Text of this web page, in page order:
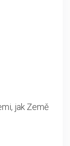
jak Země